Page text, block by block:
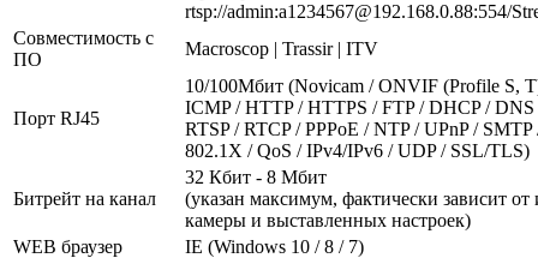
rtsp://admin:a1234567@192.168.0.88:554/
Совместимость с
ПО
Macroscop | Trassir | ITV
Порт RJ45
10/100Мбит (Novicam / ONVIF (Profile S,
ICMP / HTTP / HTTPS / FTP / DHCP /
RTSP / RTCP / PPPoE / NTP / UPnP /
802.1X / QoS / IPv4/IPv6 / UDP / SSL/TLS)
Битрейт на канал
32 Кбит - 8 Мбит
(указан максимум, фактически зависит от
камеры и выставленных настроек)
WEB браузер
IE (Windows 10 / 8 / 7)